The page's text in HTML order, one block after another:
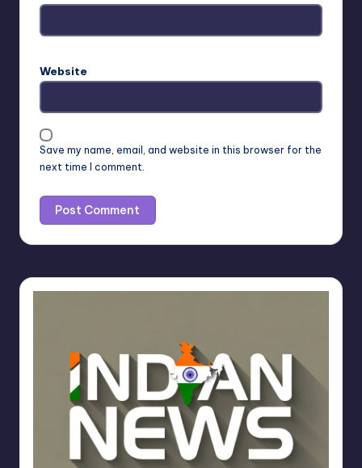
Website
Save my name, email, and website in this browser for the
next time I comment.